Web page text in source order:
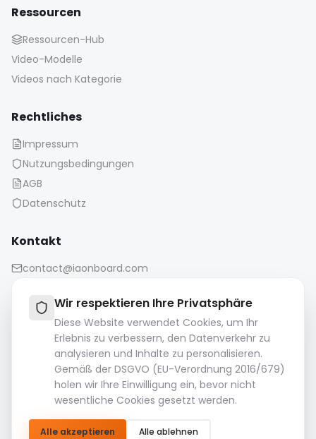
Wir respektieren Ihre Privatsphäre
Diese Website verwendet Cookies, um Ihr
Erlebnis zu verbessern, den Datenverkehr zu
analysieren und Inhalte zu personalisieren.
Gemäß der DSGVO (EU-Verordnung 2016/679)
holen wir Ihre Einwilligung ein, bevor nicht
wesentliche Cookies gesetzt werden.
Alle akzeptieren Alle ablehnen
Ressourcen
Ressourcen-Hub
Video-Modelle
Videos nach Kategorie
Rechtliches
Impressum
Nutzungsbedingungen
AGB
Datenschutz
Kontakt
contact@iaonboard.com
Aufbewahrungsrichtlinie:
Mediendateien (Bilder, Videos, Audiodateien usw.) werden
14 Tage lang aufbewahrt.
speichern Sie sie.